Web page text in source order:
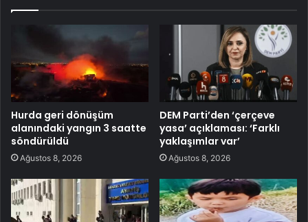
Hurda geri dönüşüm
alanındaki yangın 3 saatte
söndürüldü
Ağustos 8, 2026
DEM Parti’den ‘çerçeve
yasa’ açıklaması: ‘Farklı
yaklaşımlar var’
Ağustos 8, 2026